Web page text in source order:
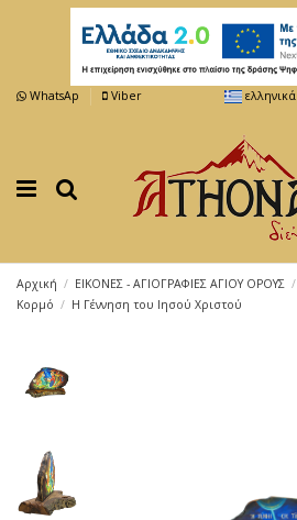
WhatsAp Viber ελληνικά
Αρχική ΕΙΚΟΝΕΣ - ΑΓΙΟΓΡΑΦΙΕΣ ΑΓΙΟΥ ΟΡΟΥΣ
Κορμό
Η Γέννηση του Ιησού Χριστού